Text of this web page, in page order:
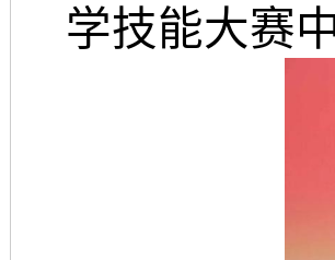
学技能大赛